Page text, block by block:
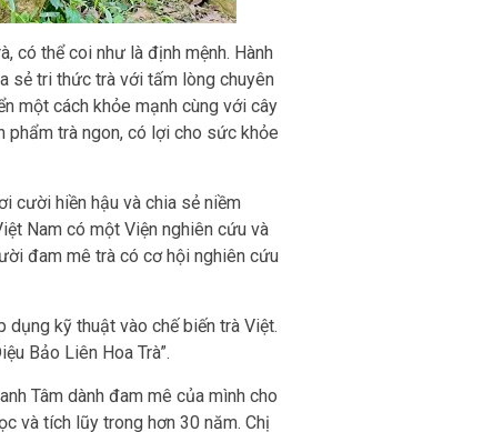
có thể coi như là định mệnh. Hành
sẻ tri thức trà với tấm lòng chuyên
một cách khỏe mạnh cùng với cây
phẩm trà ngon, có lợi cho sức khỏe
cười hiền hậu và chia sẻ niềm
Nam có một Viện nghiên cứu và
đam mê trà có cơ hội nghiên cứu
dụng kỹ thuật vào chế biến trà Việt.
Bảo Liên Hoa Trà”.
Tâm dành đam mê của mình cho
và tích lũy trong hơn 30 năm. Chị